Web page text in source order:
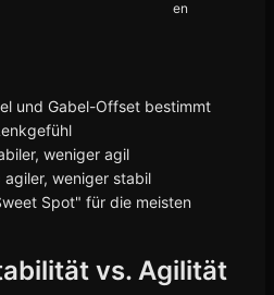
en
und Gabel-Offset bestimmt
weniger agil
weniger stabil
Spot" für die meisten
vs. Agilität